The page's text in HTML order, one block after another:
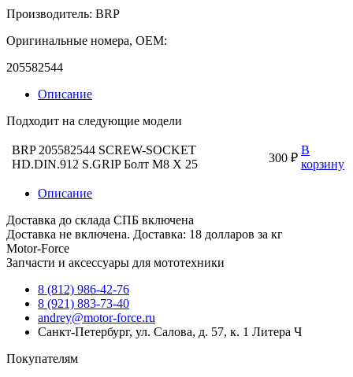
Производитель: BRP
Оригинальные номера, OEM:
205582544
Описание
Подходит на следующие модели
BRP 205582544 SCREW-SOCKET
HD.DIN.912 S.GRIP Болт M8 X 25
300 ₽
В
корзину
Описание
Доставка до склада СПБ включена
Доставка не включена. Доставка: 18 долларов за кг
Motor-Force
Запчасти и аксессуары для мототехники
8 (812) 986-42-76
8 (921) 883-73-40
andrey@motor-force.ru
Санкт-Петербург, ул. Салова, д. 57, к. 1 Литера Ч
Покупателям